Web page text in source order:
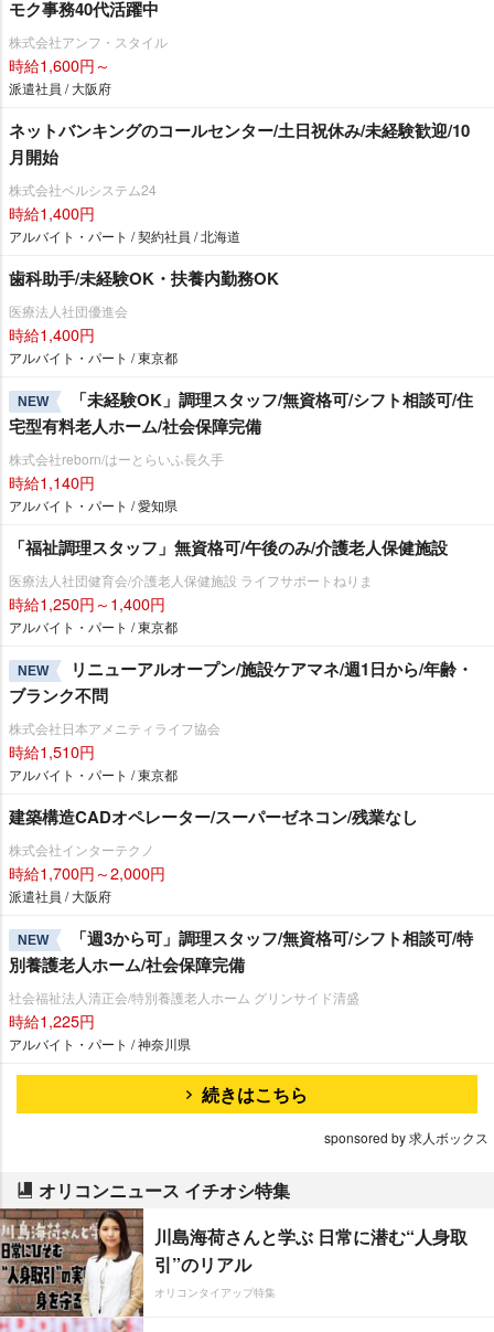
モク事務40代活躍中
株式会社アンフ・スタイル
時給1,600円～
派遣社員 / 大阪府
ネットバンキングのコールセンター/土日祝休み/未経験歓迎/10
月開始
株式会社ベルシステム24
時給1,400円
アルバイト・パート / 契約社員 / 北海道
歯科助手/未経験OK・扶養内勤務OK
医療法人社団優進会
時給1,400円
アルバイト・パート / 東京都
NEW
「未経験OK」調理スタッフ/無資格可/シフト相談可/住
宅型有料老人ホーム/社会保障完備
株式会社reborn/はーとらいふ長久手
時給1,140円
アルバイト・パート / 愛知県
「福祉調理スタッフ」無資格可/午後のみ/介護老人保健施設
医療法人社団健育会/介護老人保健施設 ライフサポートねりま
時給1,250円～1,400円
アルバイト・パート / 東京都
NEW
リニューアルオープン/施設ケアマネ/週1日から/年齢・
ブランク不問
株式会社日本アメニティライフ協会
時給1,510円
アルバイト・パート / 東京都
建築構造CADオペレーター/スーパーゼネコン/残業なし
株式会社インターテクノ
時給1,700円～2,000円
派遣社員 / 大阪府
NEW
「週3から可」調理スタッフ/無資格可/シフト相談可/特
別養護老人ホーム/社会保障完備
社会福祉法人清正会/特別養護老人ホーム グリンサイド清盛
時給1,225円
アルバイト・パート / 神奈川県
続きはこちら
sponsored by 求人ボックス
オリコンニュース イチオシ特集
川島海荷さんと学ぶ 日常に潜む“人身取
引”のリアル
オリコンタイアップ特集